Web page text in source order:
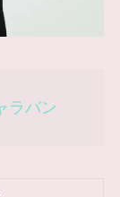
ラバン